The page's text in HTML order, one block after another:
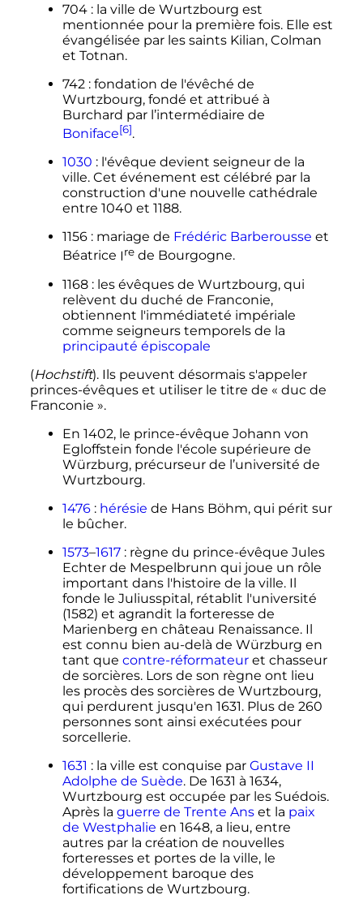
704 : la ville de Wurtzbourg est
mentionnée pour la première fois. Elle est
évangélisée par les saints Kilian, Colman
et Totnan.
742 : fondation de l'évêché de
Wurtzbourg, fondé et attribué à
Burchard par l’intermédiaire de
Boniface[6].
1030 : l'évêque devient seigneur de la
ville. Cet événement est célébré par la
construction d'une nouvelle cathédrale
entre 1040 et 1188.
1156 : mariage de Frédéric Barberousse et
Béatrice Irede Bourgogne.
1168 : les évêques de Wurtzbourg, qui
relèvent du duché de Franconie,
obtiennent l'immédiateté impériale
comme seigneurs temporels de la
principauté épiscopale
(Hochstift). Ils peuvent désormais s'appeler
princes-évêques et utiliser le titre de « duc de
Franconie ».
En 1402, le prince-évêque Johann von
Egloffstein fonde l'école supérieure de
Würzburg, précurseur de l’université de
Wurtzbourg.
1476 : hérésie de Hans Böhm, qui périt sur
le bûcher.
1573–1617 : règne du prince-évêque Jules
Echter de Mespelbrunn qui joue un rôle
important dans l'histoire de la ville. Il
fonde le Juliusspital, rétablit l'université
(1582) et agrandit la forteresse de
Marienberg en château Renaissance. Il
est connu bien au-delà de Würzburg en
tant que contre-réformateuret chasseur
de sorcières. Lors de son règne ont lieu
les procès des sorcières de Wurtzbourg,
qui perdurent jusqu'en 1631. Plus de 260
personnes sont ainsi exécutées pour
sorcellerie.
1631 : la ville est conquise par Gustave II
Adolphe de Suède. De 1631 à 1634,
Wurtzbourg est occupée par les Suédois.
Après la guerre de Trente Anset la paix
de Westphalie en 1648, a lieu, entre
autres par la création de nouvelles
forteresses et portes de la ville, le
développement baroque des
fortifications de Wurtzbourg.